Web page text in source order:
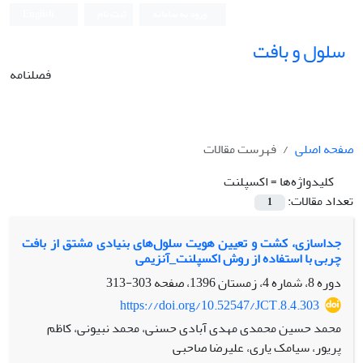
سلول و بافت
فصلنامه
صفحه اصلی
فهرست مقالات
کلیدواژه‌ها =اکسپلنت
تعداد مقالات:
1
جداسازی، کشت و تعیین هویت سلول‌های بنیادی مشتق از بافت
چربی با استفاده از روش اکسپلنت_آنزیمی
دوره 8، شماره 4، زمستان 1396، صفحه
303-313
https://doi.org/10.52547/JCT.8.4.303
محمد حسین محمدی مهدی آبادی حسنی، محمد نبیونی، کاظم
پریور، سیامک یاری، علیرضا صاحبی